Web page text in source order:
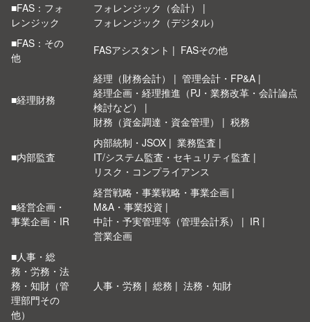
■FAS：フォ
レンジック
フォレンジック（会計）
フォレンジック（デジタル）
■FAS：その
他
FASアシスタント FASその他
■経理財務
経理（財務会計）
管理会計・FP&A
経理企画・経理推進（PJ・業務改革・会計論点
検討など）
財務（資金調達・資金管理）
税務
■内部監査
内部統制・JSOX
業務監査
IT/システム監査・セキュリティ監査
リスク・コンプライアンス
■経営企画・
事業企画・IR
経営戦略・事業戦略・事業企画
M&A・事業投資
中計・予実管理等（管理会計系）
IR
営業企画
■人事・総
務・労務・法
務・知財（管
理部門その
他）
人事・労務 総務 法務・知財